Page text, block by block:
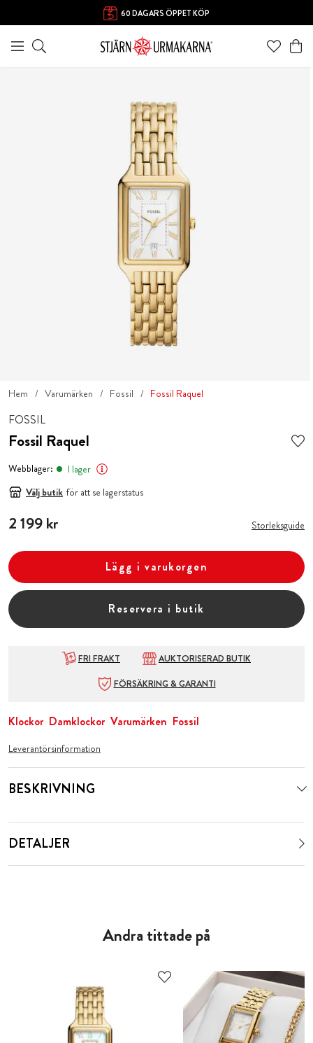
60 DAGARS ÖPPET KÖP
Hem Varumärken Fossil Fossil Raquel
FOSSIL
Fossil Raquel
Webblager:
I lager
Välj butik för att se lagerstatus
Pris:2 199 kr
2 199 kr Storleksguide
Lägg i varukorgen
Reservera i butik
FRI FRAKT
AUKTORISERAD BUTIK
FÖRSÄKRING & GARANTI
Klockor Damklockor Varumärken Fossil
Leverantörsinformation
BESKRIVNING
DETALJER
Andra tittade på